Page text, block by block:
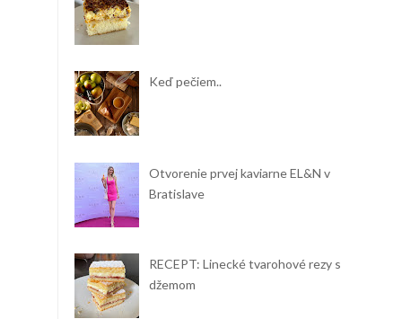
Keď pečiem..
Otvorenie prvej kaviarne EL&N v
Bratislave
RECEPT: Linecké tvarohové rezy s
džemom